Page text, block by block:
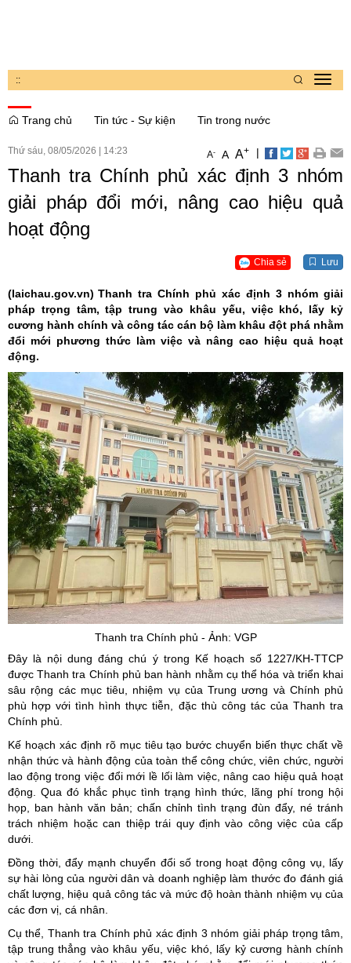
::
Trang chủ
Tin tức - Sự kiện Tin trong nước
Thứ sáu, 08/05/2026 14:23 A- A A+ |
Thanh tra Chính phủ xác định 3 nhóm
giải pháp đổi mới, nâng cao hiệu quả
hoạt động
Chia sẻ Lưu
(laichau.gov.vn) Thanh tra Chính phủ xác định 3 nhóm giải
pháp trọng tâm, tập trung vào khâu yếu, việc khó, lấy kỷ
cương hành chính và công tác cán bộ làm khâu đột phá nhằm
đổi mới phương thức làm việc và nâng cao hiệu quả hoạt
động.
Thanh tra Chính phủ - Ảnh: VGP
Đây là nội dung đáng chú ý trong Kế hoạch số 1227/KH-TTCP
được Thanh tra Chính phủ ban hành nhằm cụ thể hóa và triển khai
sâu rộng các mục tiêu, nhiệm vụ của Trung ương và Chính phủ
phù hợp với tình hình thực tiễn, đặc thù công tác của Thanh tra
Chính phủ.
Kế hoạch xác định rõ mục tiêu tạo bước chuyển biến thực chất về
nhận thức và hành động của toàn thể công chức, viên chức, người
lao động trong việc đổi mới lề lối làm việc, nâng cao hiệu quả hoạt
động. Qua đó khắc phục tình trạng hình thức, lãng phí trong hội
họp, ban hành văn bản; chấn chỉnh tình trạng đùn đẩy, né tránh
trách nhiệm hoặc can thiệp trái quy định vào công việc của cấp
dưới.
Đồng thời, đẩy mạnh chuyển đổi số trong hoạt động công vụ, lấy
sự hài lòng của người dân và doanh nghiệp làm thước đo đánh giá
chất lượng, hiệu quả công tác và mức độ hoàn thành nhiệm vụ của
các đơn vị, cá nhân.
Cụ thể, Thanh tra Chính phủ xác định 3 nhóm giải pháp trọng tâm,
tập trung thẳng vào khâu yếu, việc khó, lấy kỷ cương hành chính